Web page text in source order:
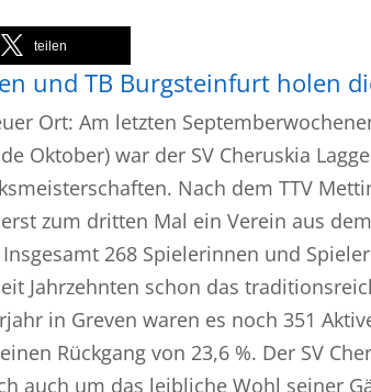
teilen
und TB Burgsteinfurt holen
Ort: Am letzten
Oktober) war der SV Cheruskia
Nach dem TTV
zum dritten Mal ein Verein aus
268 Spielerinnen und
Jahrzehnten schon das
in Greven waren es noch 351
Rückgang von 23,6 %. Der SV
auch um das leibliche Wohl seiner